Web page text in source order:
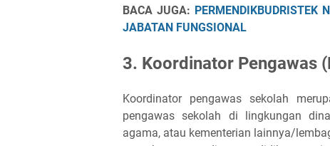
BACA JUGA: PERMENDIKBUDRISTEK
JABATAN FUNGSIONAL
3. Koordinator Pengawas
Koordinator pengawas sekolah
pengawas sekolah di lingkungan
agama, atau kementerian lainnya/